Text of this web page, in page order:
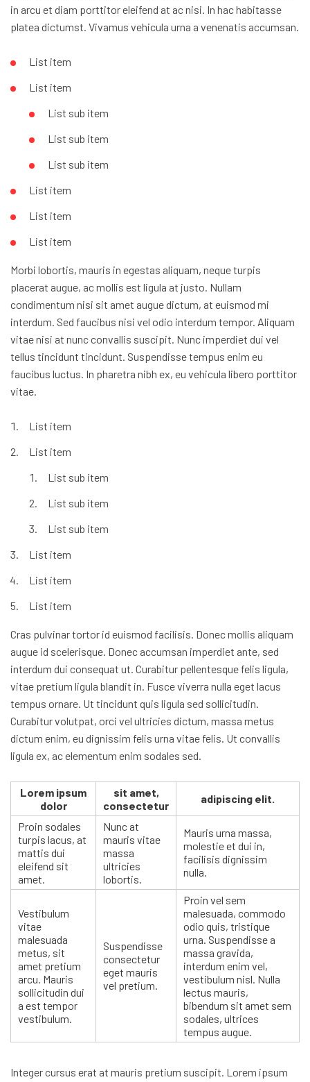
in arcu et diam porttitor eleifend at ac nisi. In hac habitasse
platea dictumst. Vivamus vehicula urna a venenatis accumsan.
List item
List item
List sub item
List sub item
List sub item
List item
List item
List item
Morbi lobortis, mauris in egestas aliquam, neque turpis
placerat augue, ac mollis est ligula at justo. Nullam
condimentum nisi sit amet augue dictum, at euismod mi
interdum. Sed faucibus nisi vel odio interdum tempor. Aliquam
vitae nisi at nunc convallis suscipit. Nunc imperdiet dui vel
tellus tincidunt tincidunt. Suspendisse tempus enim eu
faucibus luctus. In pharetra nibh ex, eu vehicula libero porttitor
vitae.
List item
List item
List sub item
List sub item
List sub item
List item
List item
List item
Cras pulvinar tortor id euismod facilisis. Donec mollis aliquam
augue id scelerisque. Donec accumsan imperdiet ante, sed
interdum dui consequat ut. Curabitur pellentesque felis ligula,
vitae pretium ligula blandit in. Fusce viverra nulla eget lacus
tempus ornare. Ut tincidunt quis ligula sed sollicitudin.
Curabitur volutpat, orci vel ultricies dictum, massa metus
dictum enim, eu dignissim felis urna vitae felis. Ut convallis
ligula ex, ac elementum enim sodales sed.
Lorem ipsum
dolor
sit amet,
consectetur
adipiscing elit.
Proin sodales
turpis lacus, at
mattis dui
eleifend sit
amet.
Nunc at
mauris vitae
massa
ultricies
lobortis.
Mauris urna massa,
molestie et dui in,
facilisis dignissim
nulla.
Vestibulum
vitae
malesuada
metus, sit
amet pretium
arcu. Mauris
sollicitudin dui
a est tempor
vestibulum.
Suspendisse
consectetur
eget mauris
vel pretium.
Proin vel sem
malesuada, commodo
odio quis, tristique
urna. Suspendisse a
massa gravida,
interdum enim vel,
vestibulum nisl. Nulla
lectus mauris,
bibendum sit amet sem
sodales, ultrices
tempus augue.
Integer cursus erat at mauris pretium suscipit. Lorem ipsum